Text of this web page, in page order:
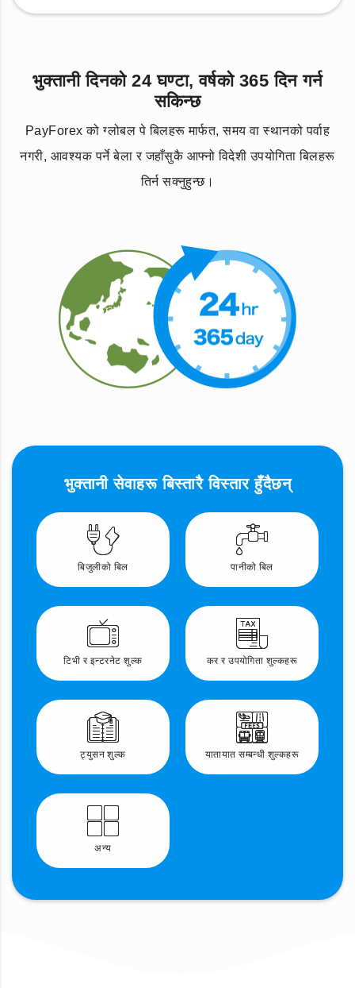
भुक्तानी दिनको 24 घण्टा, वर्षको 365 दिन गर्न
सकिन्छ
PayForex को ग्लोबल पे बिलहरू मार्फत, समय वा स्थानको पर्वाह
नगरी, आवश्यक पर्ने बेला र जहाँसुकै आफ्नो विदेशी उपयोगिता बिलहरू
तिर्न सक्नुहुन्छ।
भुक्तानी सेवाहरू बिस्तारै विस्तार हुँदैछन्
बिजुलीको बिल पानीको बिल
टिभी र इन्टरनेट शुल्क कर र उपयोगिता शुल्कहरू
ट्युसन शुल्क यातायात सम्बन्धी शुल्कहरू
अन्य